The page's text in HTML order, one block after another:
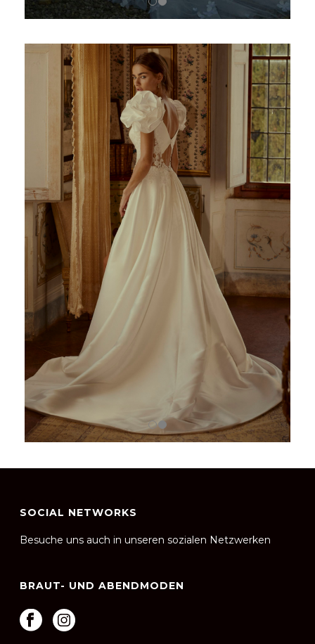
SOCIAL NETWORKS
Besuche uns auch in unseren sozialen Netzwerken
BRAUT- UND ABENDMODEN